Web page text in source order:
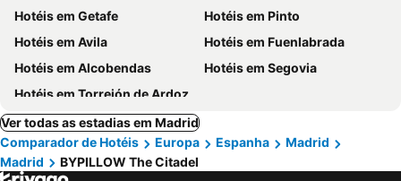
Hotéis em Getafe
Hotéis em Pinto
Hotéis em Avila
Hotéis em Fuenlabrada
Hotéis em Alcobendas
Hotéis em Segovia
Hotéis em Torrejón de Ardoz
Ver todas as estadias em Madrid
Comparador de Hotéis
Europa Espanha
Madrid
Madrid
BYPILLOW The Citadel